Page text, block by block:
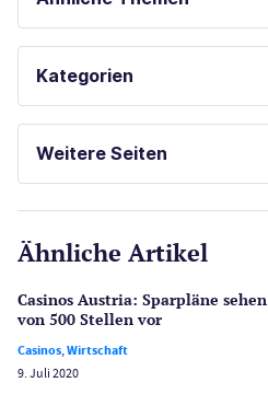
MERKUR CASINO TEST
SPIELAUTOMATEN
Kategorien
Gesetzgebung
Lotterie
Poker
Weitere Seiten
CasinoOnline.de
Ähnliche Artikel
Casinos Austria: Sparpläne
von 500 Stellen vor
Casinos,Wirtschaft
9. Juli 2020